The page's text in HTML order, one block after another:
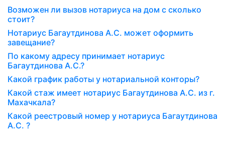
Возможен ли вызов нотариуса на дом с сколько
стоит?
Нотариус Багаутдинова А.С. может оформить
завещание?
По какому адресу принимает нотариус
Багаутдинова А.С.?
Какой график работы у нотариальной конторы?
Какой стаж имеет нотариус Багаутдинова А.С. из г.
Махачкала?
Какой реестровый номер у нотариуса Багаутдинова
А.С. ?